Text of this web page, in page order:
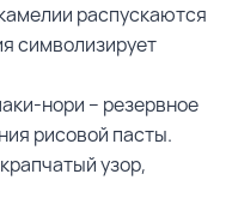
распускаются
символизирует
нори – резервное
рисовой пасты.
узор,